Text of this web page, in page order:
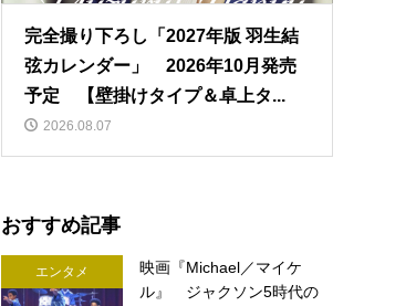
完全撮り下ろし「2027年版 羽生結
弦カレンダー」 2026年10月発売
予定 【壁掛けタイプ＆卓上タ...
2026.08.07
おすすめ記事
エンタメ
映画『Michael／マイケ
ル』 ジャクソン5時代の